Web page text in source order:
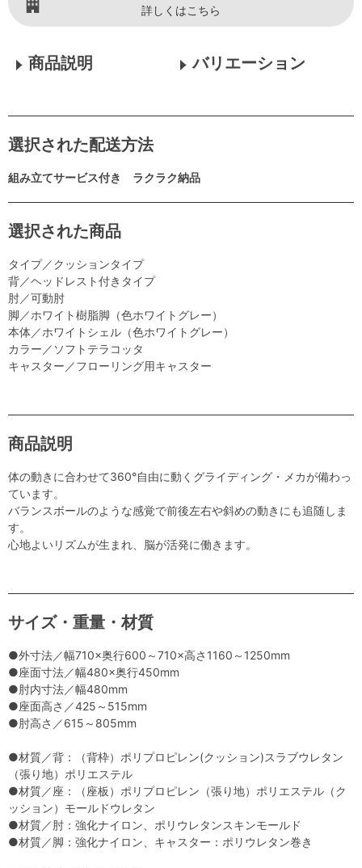
詳しくはこちら
商品説明 バリエーション
選択された配送方法
組み立てサービス付き ラクラク納品
選択された商品
タイプ／クッションタイプ
背／ヘッドレスト付きタイプ
肘／可動肘
脚／ホワイト樹脂脚（色ホワイトグレー）
本体／ホワイトシェル（色ホワイトグレー）
カラー／ソフトテラコッタ
キャスター／フローリング用キャスター
商品説明
体の動きに合わせて360°自由に動くグライディング・メカが備わっ
ています。
バランスボールのような感覚で前後左右や斜めの動きにも追随しま
す。
心地よいリズムが生まれ、脳が活発に働きます。
サイズ・重量・材質
●外寸法／幅710×奥行600～710×高さ1160～1250mm
●座面寸法／幅480×奥行450mm
●肘内寸法／幅480mm
●座面高さ／425～515mm
●肘高さ／615～805mm
●材質／背：（背枠）ポリプロピレン(クッション)スラブウレタン
（張り地）ポリエステル
●材質／座：（座板）ポリプロピレン（張り地）ポリエステル（ク
ッション）モールドウレタン
●材質／肘：強化ナイロン、ポリウレタンスキンモールド
●材質／脚：強化ナイロン、キャスター：ポリウレタン巻き